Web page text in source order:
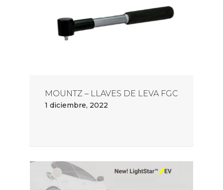
MOUNTZ – LLAVES DE LEVA FGC
1 diciembre, 2022